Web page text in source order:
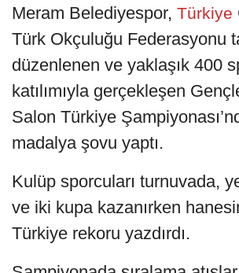
Meram Belediyespor, Türkiye
Türk Okçuluğu Federasyonu
düzenlenen ve yaklaşık 400
katılımıyla gerçekleşen
Salon Türkiye
madalya şovu yaptı.
Kulüp sporcuları turnuvada,
ve iki kupa kazanırken
Türkiye rekoru yazdırdı.